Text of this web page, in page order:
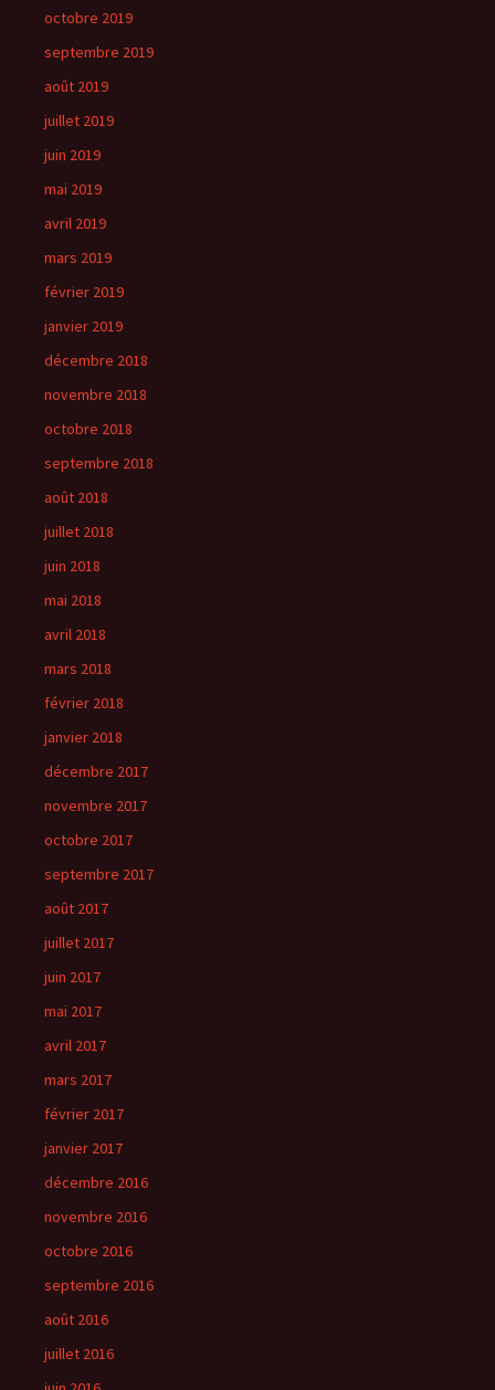
octobre 2019
septembre 2019
août 2019
juillet 2019
juin 2019
mai 2019
avril 2019
mars 2019
février 2019
janvier 2019
décembre 2018
novembre 2018
octobre 2018
septembre 2018
août 2018
juillet 2018
juin 2018
mai 2018
avril 2018
mars 2018
février 2018
janvier 2018
décembre 2017
novembre 2017
octobre 2017
septembre 2017
août 2017
juillet 2017
juin 2017
mai 2017
avril 2017
mars 2017
février 2017
janvier 2017
décembre 2016
novembre 2016
octobre 2016
septembre 2016
août 2016
juillet 2016